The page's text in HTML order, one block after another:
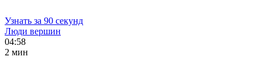
Узнать за 90 секунд
Люди вершин
04:58
2 мин